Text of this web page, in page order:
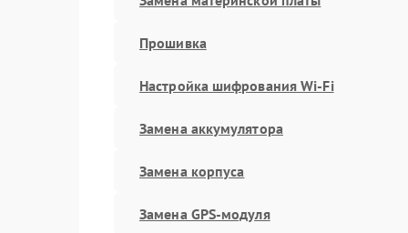
Прошивка
Настройка шифрования Wi-Fi
Замена аккумулятора
Замена корпуса
Замена GPS-модуля